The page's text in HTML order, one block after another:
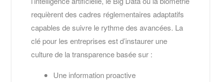
requièrent des cadres réglementaires adaptatifs
capables de suivre le rythme des avancées. La
clé pour les entreprises est d’instaurer une
culture de la transparence basée sur :
Une information proactive